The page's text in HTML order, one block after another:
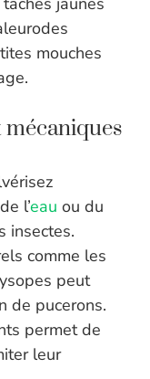
mouches
l’eau ou du
insectes.
comme les
peut
de pucerons.
permet de
leur